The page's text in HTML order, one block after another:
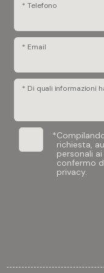
* Telefono
* Email
* Di quali informazioni
*
richiesta,
personali
confermo
privacy.